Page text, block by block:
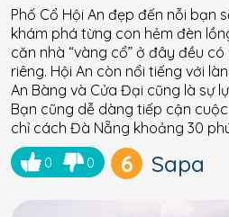
Phố Cổ Hội An đẹp đến nỗi bạn
khám phá từng con hẻm đèn
căn nhà “vàng cổ” ở đây đều
riêng. Hội An còn nổi tiếng với
An Bàng và Cửa Đại cũng là sự
Bạn cũng dễ dàng tiếp cận
chỉ cách Đà Nẵng khoảng 30
0 0 6 Sapa